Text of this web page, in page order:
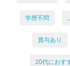
学歴不問
賞与あり
20代におす